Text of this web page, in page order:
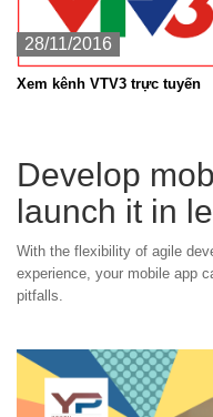
28/11/2016
Xem kênh VTV3 trực tuyến
Develop
launch it in
With the flexibility of agile
experience, your mobile app
pitfalls.